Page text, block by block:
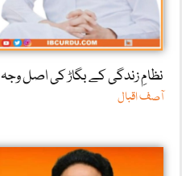
نظامِ زندگی کے بگاڑ کی اصل وجہ
آصف اقبال